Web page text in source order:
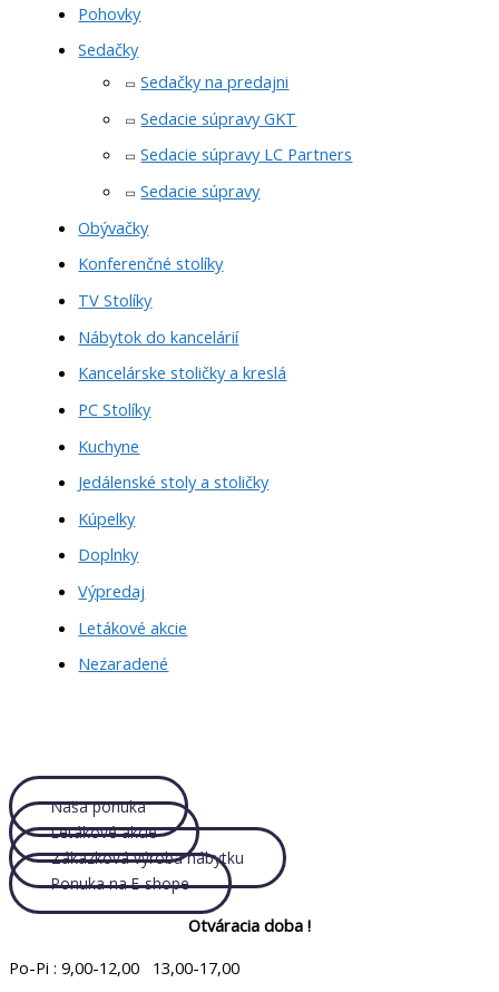
Pohovky
Sedačky
Sedačky na predajni
Sedacie súpravy GKT
Sedacie súpravy LC Partners
Sedacie súpravy
Obývačky
Konferenčné stolíky
TV Stolíky
Nábytok do kancelárií
Kancelárske stoličky a kreslá
PC Stolíky
Kuchyne
Jedálenské stoly a stoličky
Kúpelky
Doplnky
Výpredaj
Letákové akcie
Nezaradené
Naša ponuka
Letákové akcie
Zákazková výroba nábytku
Ponuka na E-shope
Otváracia doba !
Po-Pi : 9,00-12,00 13,00-17,00